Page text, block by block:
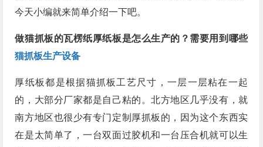
今天小编就来简单介绍一下吧。
做猫抓板的瓦楞纸厚纸板是怎么生产的？需要用到哪些
猫抓板生产设备
厚纸板都是根据猫抓板工艺尺寸，一层一层粘在一起
的，大部分厂家都是自己粘的。北方地区几乎没有，就
南方地区也很少有专门定制厚抓板的，因为这个东西实
在是太简单了，一台双面过胶机和一台压合机就可以生